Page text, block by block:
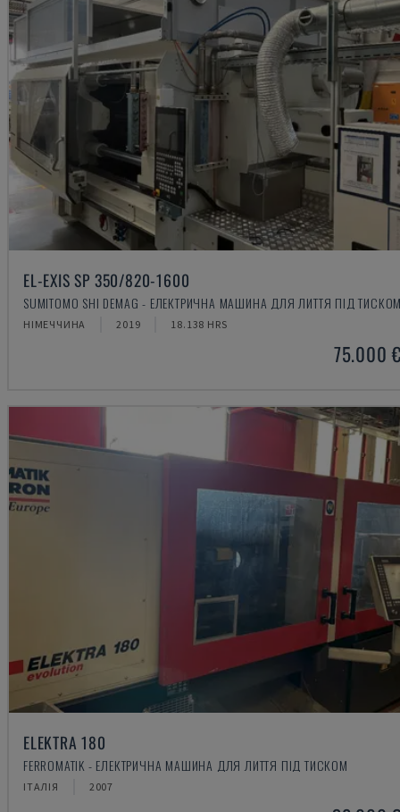
EL-EXIS SP 350/820-1600
SUMITOMO SHI DEMAG - ЕЛЕКТРИЧНА МАШИНА ДЛЯ ЛИТТЯ ПІД
НІМЕЧЧИНА 2019 18.138 HRS
75.000
ELEKTRA 180
FERROMATIK - ЕЛЕКТРИЧНА МАШИНА ДЛЯ ЛИТТЯ ПІД ТИСКОМ
ІТАЛІЯ 2007